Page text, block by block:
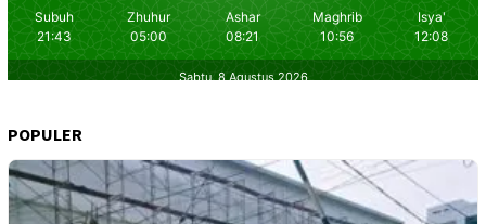
POPULER